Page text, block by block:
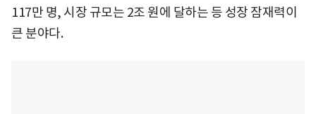
117만 명, 시장 규모는 2조 원에 달하는 등 성장 잠재력이
큰 분야다.